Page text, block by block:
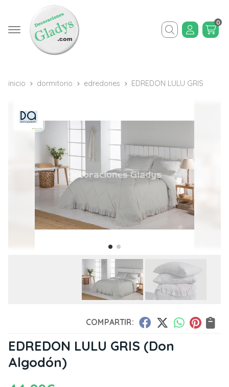
Buscar
0
inicio dormitorio edredones EDREDON LULU GRIS
COMPARTIR:
EDREDON LULU GRIS (Don
Algodón)